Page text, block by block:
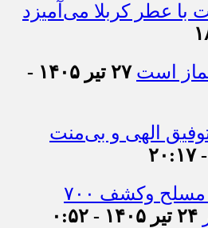
عطر کربلا می‌آمیزد
است
۲۷ تیر ۱۴۰۵ -
الهی و بی‌منت
هلاکت چهار شرور مسلح وکشف ۷۰۰
۲۴ تیر ۱۴۰۵ - ۰:۵۲